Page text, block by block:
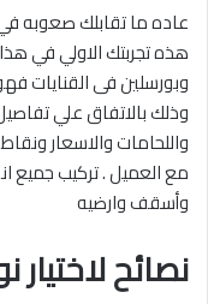
عاده ما تقابلك صعوبه
هذه تجربتك الاولي في
وبورسلين فى القنايات
وذلك بالاتفاق علي
واللحامات والاسعار
مع العميل . تركيب جميع
وأسقف وارضيه‎
نصائح لاختيار